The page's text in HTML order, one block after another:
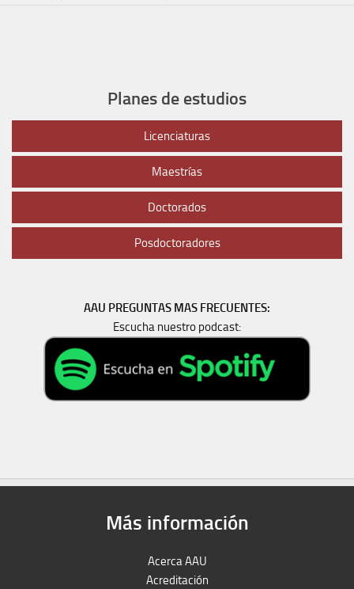
Planes de estudios
Licenciaturas
Maestrías
Doctorados
Posdoctoradores
AAU PREGUNTAS MAS FRECUENTES:
Escucha nuestro podcast:
Más información
Acerca AAU
Acreditación